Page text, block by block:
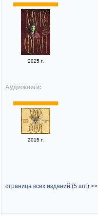
2025 г.
Аудиокниги:
2015 г.
страница всех изданий (5 шт.) >>